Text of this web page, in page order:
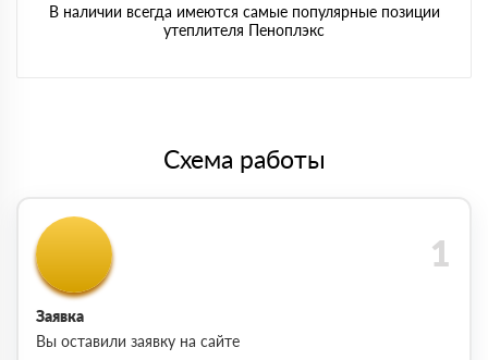
В наличии всегда имеются самые популярные позиции
утеплителя Пеноплэкс
Схема работы
Заявка
Вы оставили заявку на сайте